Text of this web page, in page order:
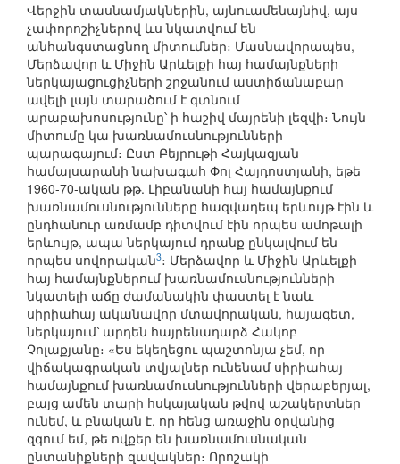
Վերջին տասնամյակներին, այնուամենայնիվ, այս
չափորոշիչներով ևս նկատվում են
անհանգստացնող միտումներ։ Մասնավորապես,
Մերձավոր և Միջին Արևելքի հայ համայնքների
ներկայացուցիչների շրջանում աստիճանաբար
ավելի լայն տարածում է գտնում
արաբախոսությունը՝ ի հաշիվ մայրենի լեզվի։ Նույն
միտումը կա խառնամուսնությունների
պարագայում։ Ըստ Բեյրութի Հայկազյան
համալսարանի նախագահ Փոլ Հայդոստյանի, եթե
1960-70-ական թթ. Լիբանանի հայ համայնքում
խառնամուսնությունները հազվադեպ երևույթ էին և
ընդհանուր առմամբ դիտվում էին որպես ամոթալի
երևույթ, ապա ներկայում դրանք ընկալվում են
որպես սովորական3։ Մերձավոր և Միջին Արևելքի
հայ համայնքներում խառնամուսնությունների
նկատելի աճը ժամանակին փաստել է նաև
սիրիահայ ականավոր մտավորական, հայագետ,
ներկայում՝ արդեն հայրենադարձ Հակոբ
Չոլաքյանը։ «Ես եկեղեցու պաշտոնյա չեմ, որ
վիճակագրական տվյալներ ունենամ սիրիահայ
համայնքում խառնամուսնությունների վերաբերյալ,
բայց ամեն տարի հսկայական թվով աշակերտներ
ունեմ, և բնական է, որ հենց առաջին օրվանից
զգում եմ, թե ովքեր են խառնամուսնական
ընտանիքների զավակներ։ Որոշակի